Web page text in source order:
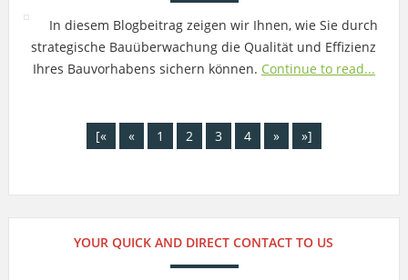
In diesem Blogbeitrag zeigen wir Ihnen, wie Sie durch
strategische Bauüberwachung die Qualität und Effizienz
Ihres Bauvorhabens sichern können. Continue to read...
[« « 1 2 3 4 » »]
YOUR QUICK AND DIRECT CONTACT TO US